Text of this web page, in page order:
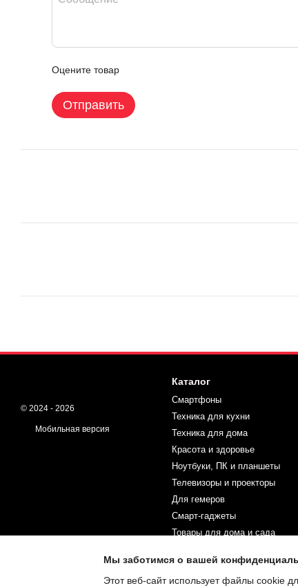
Оцените товар
Отправить
© 2024 - 2026
Мобильная версия
Каталог
Смартфоны
Техника для кухни
Техника для дома
Красота и здоровье
Ноутбуки, ПК и планшеты
Телевизоры и проекторы
Для гемеров
Смарт-гаджеты
Товары для дома и сада
Товары для детей
Автотовары и инструменты
Мы заботимся о вашей
Этот веб-сайт использует файлы cookie